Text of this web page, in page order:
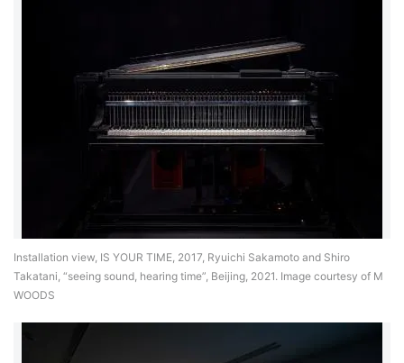
Installation view, IS YOUR TIME, 2017, Ryuichi Sakamoto and Shiro
Takatani, “seeing sound, hearing time”, Beijing, 2021. Image courtesy of M
WOODS